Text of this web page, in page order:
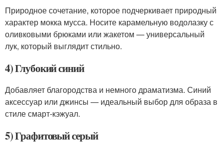
Природное сочетание, которое подчеркивает природный
характер мокка мусса. Носите карамельную водолазку с
оливковыми брюками или жакетом — универсальный
лук, который выглядит стильно.
4) Глубокий синий
Добавляет благородства и немного драматизма. Синий
аксессуар или джинсы — идеальный выбор для образа в
стиле смарт-кэжуал.
5) Графитовый серый